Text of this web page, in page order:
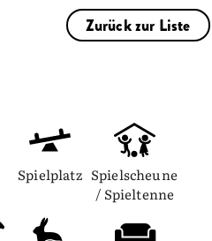
Zurück zur Liste
Spielplatz Spielscheune
/ Spieltenne